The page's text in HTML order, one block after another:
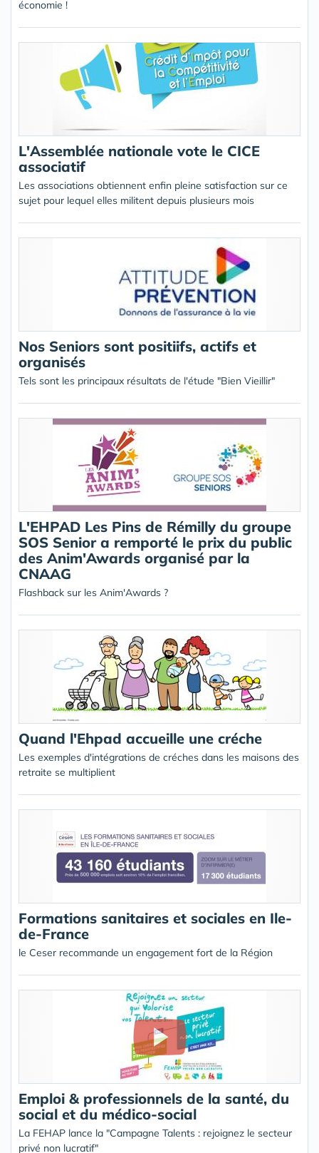
économie !
L'Assemblée nationale vote le CICE
associatif
Les associations obtiennent enfin pleine satisfaction sur ce
sujet pour lequel elles militent depuis plusieurs mois
Nos Seniors sont positiifs, actifs et
organisés
Tels sont les principaux résultats de l'étude "Bien Vieillir"
L'EHPAD Les Pins de Rémilly du groupe
SOS Senior a remporté le prix du public
des Anim'Awards organisé par la
CNAAG
Flashback sur les Anim'Awards ?
Quand l'Ehpad accueille une créche
Les exemples d'intégrations de créches dans les maisons des
retraite se multiplient
Formations sanitaires et sociales en Ile-
de-France
le Ceser recommande un engagement fort de la Région
Emploi & professionnels de la santé, du
social et du médico-social
La FEHAP lance la "Campagne Talents : rejoignez le secteur
privé non lucratif"